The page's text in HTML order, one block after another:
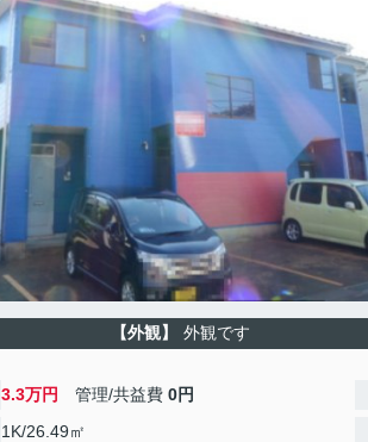
【外観】 外観です
3.3万円 管理/共益費 0円
1K/26.49㎡